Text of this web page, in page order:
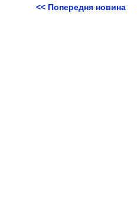
<< Попередня новина